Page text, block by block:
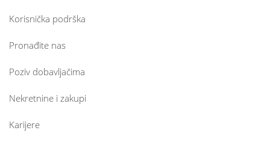
Korisnička podrška
Pronađite nas
Poziv dobavljačima
Nekretnine i zakupi
Karijere